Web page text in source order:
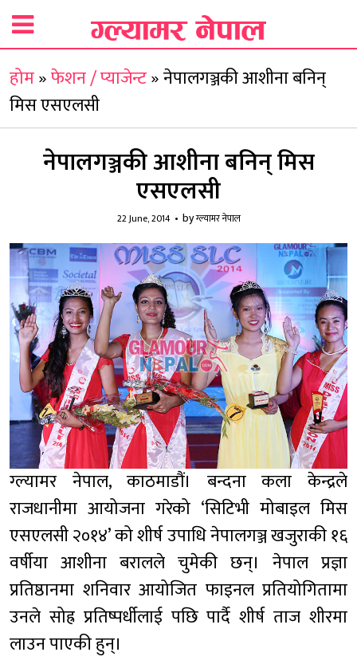
होम»फेशन / प्याजेन्ट»नेपालगञ्जकी आशीना बनिन्
मिस एसएलसी
नेपालगञ्जकी आशीना बनिन् मिस
एसएलसी
22 June, 2014 byग्ल्यामर नेपाल
ग्ल्यामर नेपाल, काठमाडौं। बन्दना कला केन्द्रले
राजधानीमा आयोजना गरेको ‘सिटिभी मोबाइल मिस
एसएलसी २०१४’ को शीर्ष उपाधि नेपालगञ्ज खजुराकी १६
वर्षीया आशीना बरालले चुमेकी छन्। नेपाल प्रज्ञा
प्रतिष्ठानमा शनिवार आयोजित फाइनल प्रतियोगितामा
उनले सोह्र प्रतिष्पर्धीलाई पछि पार्दै शीर्ष ताज शीरमा
लाउन पाएकी हुन्।